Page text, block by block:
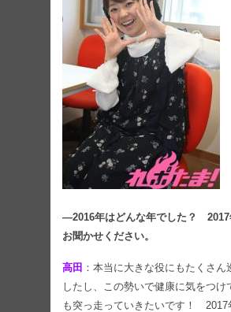
―2016年はどんな年でした？ 2017
お聞かせください。
高田 ：本当に大きな役にもたくさん
したし、この勢いで健康に気をつけ
も突っ走っていきたいです！ 2017